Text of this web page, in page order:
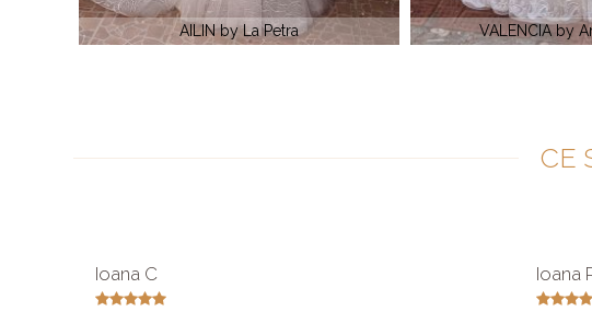
VALENCIA by Anna Sposa CALLA by Ana
CE
Ioana C Ioana